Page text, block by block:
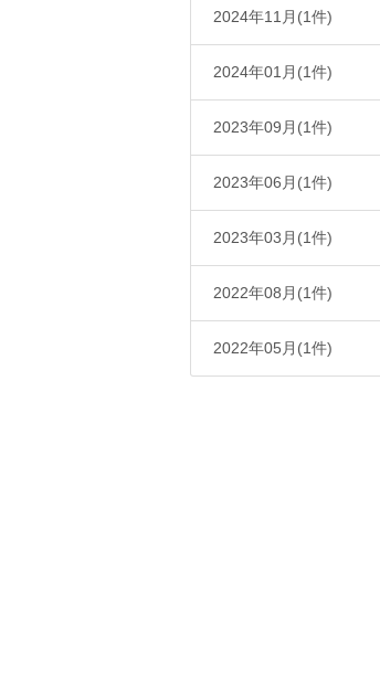
2024年11月(1件)
2024年01月(1件)
2023年09月(1件)
2023年06月(1件)
2023年03月(1件)
2022年08月(1件)
2022年05月(1件)